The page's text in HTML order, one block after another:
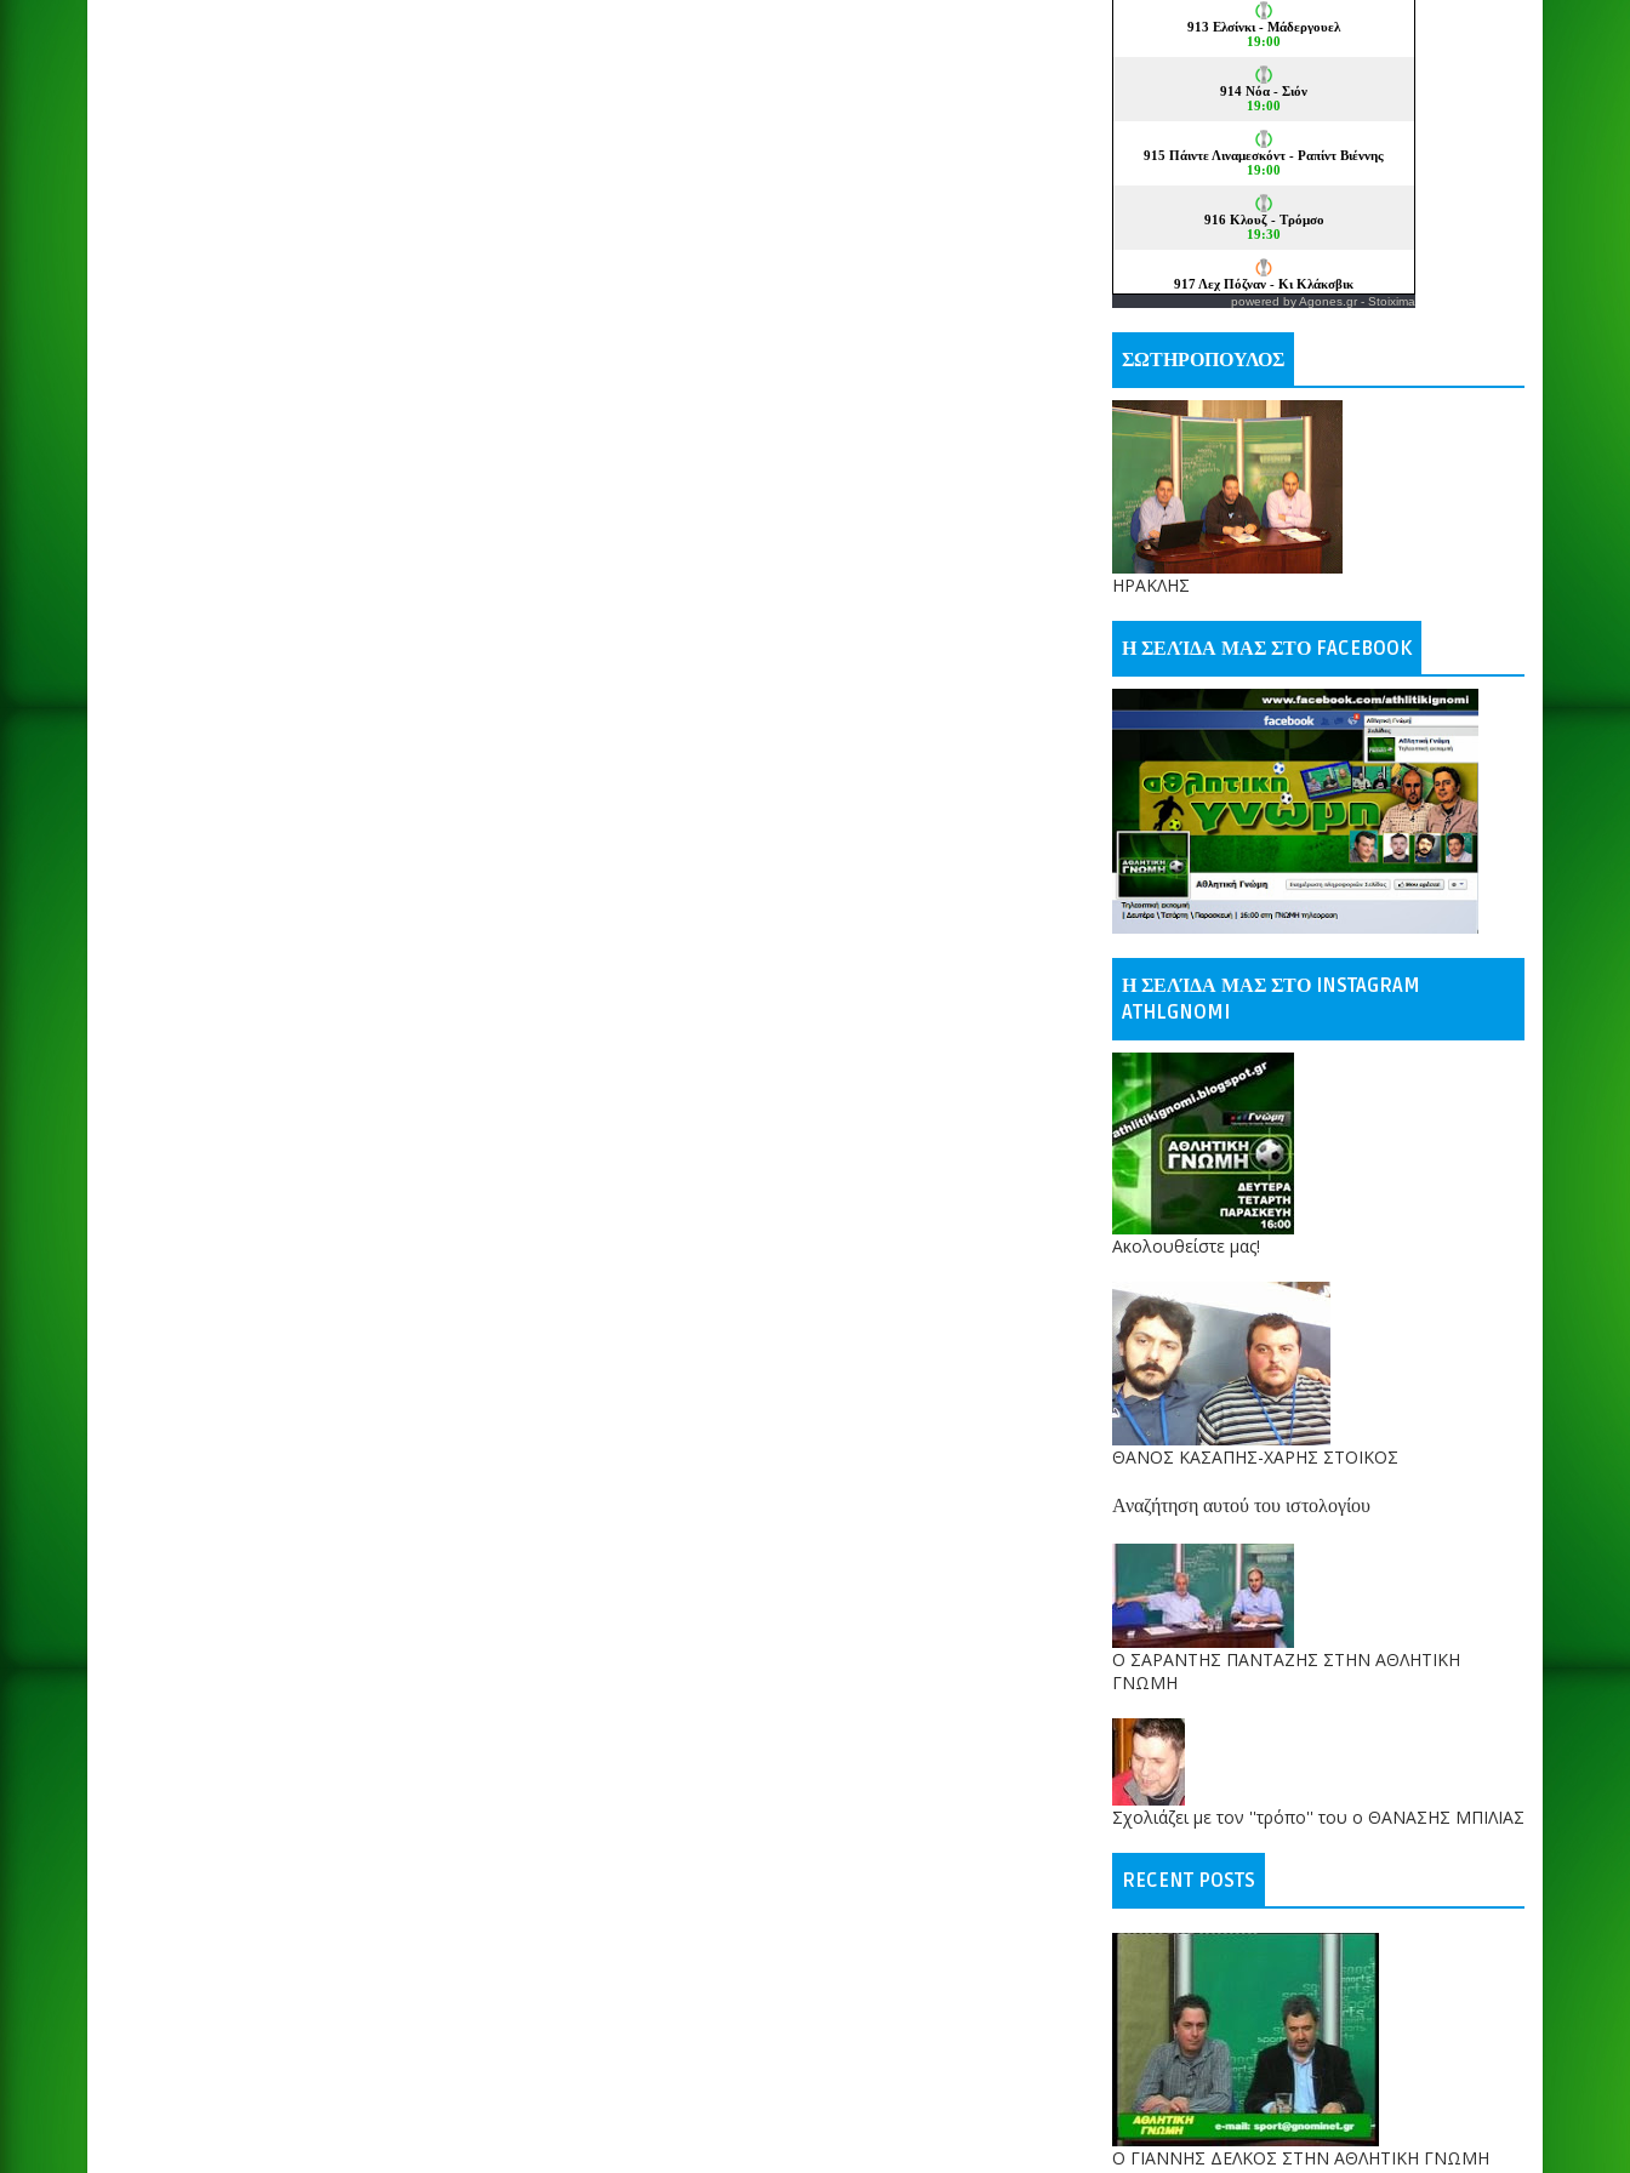
powered byAgones.gr - Stoixima
ΣΩΤΗΡΟΠΟΥΛΟΣ
ΗΡΑΚΛΗΣ
Η ΣΕΛΊΔΑ ΜΑΣ ΣΤΟ FACEBOOK
Η ΣΕΛΊΔΑ ΜΑΣ ΣΤΟ INSTAGRAM
ATHLGNOMI
Ακολουθείστε μας!
ΘΑΝΟΣ ΚΑΣΑΠΗΣ-ΧΑΡΗΣ ΣΤΟΙΚΟΣ
Αναζήτηση αυτού του ιστολογίου
O ΣΑΡΑΝΤΗΣ ΠΑΝΤΑΖΗΣ ΣΤΗΝ ΑΘΛΗΤΙΚΗ
ΓΝΩΜΗ
Σχολιάζει με τον ''τρόπο'' του ο ΘΑΝΑΣΗΣ ΜΠΙΛΙΑΣ
RECENT POSTS
Ο ΓΙΑΝΝΗΣ ΔΕΛΚΟΣ ΣΤΗΝ ΑΘΛΗΤΙΚΗ ΓΝΩΜΗ